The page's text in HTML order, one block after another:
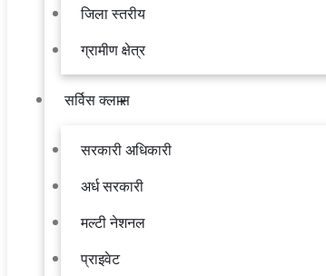
जिला स्तरीय
ग्रामीण क्षेत्र
सर्विस क्लास
सरकारी अधिकारी
अर्ध सरकारी
मल्टी नेशनल
प्राइवेट